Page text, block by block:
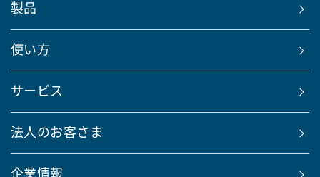
製品
使い方
サービス
法人のお客さま